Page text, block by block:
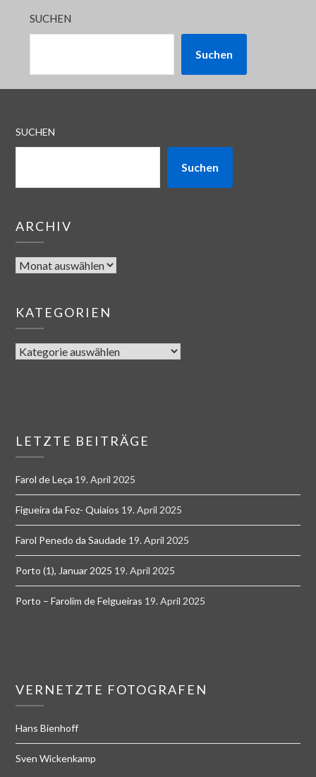
SUCHEN
Suchen
SUCHEN
Suchen
ARCHIV
KATEGORIEN
LETZTE BEITRÄGE
Farol de Leça 19. April 2025
Figueira da Foz- Quiaios 19. April 2025
Farol Penedo da Saudade 19. April 2025
Porto (1), Januar 2025 19. April 2025
Porto – Farolim de Felgueiras 19. April 2025
VERNETZTE FOTOGRAFEN
Hans Bienhoff
Sven Wickenkamp